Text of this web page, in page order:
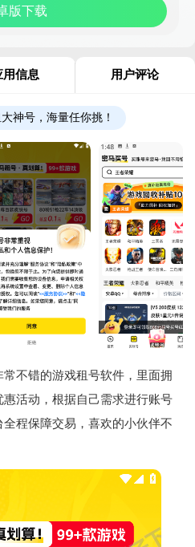
版下载
用信息 用户评论
神号，海量任你挑！
不错的游戏租号软件，里面拥
活动，根据自己需求进行账号
程保障交易，喜欢的小伙伴不